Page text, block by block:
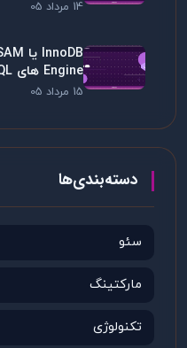
14 مرداد 05
Engine های MySQL
15 مرداد 05
دسته‌بندی‌ها
سئو
مارکتینگ
تکنولوژی